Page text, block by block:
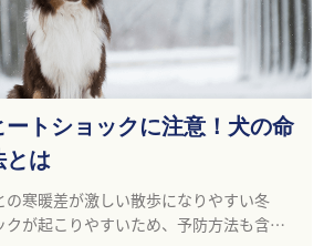
トショックに注意！犬の命
とは
の寒暖差が激しい散歩になりやすい冬
が起こりやすいため、予防方法も含め